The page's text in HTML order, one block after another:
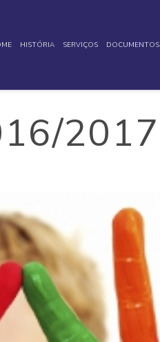
HISTÓRIA SERVIÇOS DOCUMENTOS
2017